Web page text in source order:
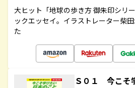
大ヒット「地球の歩き方 御朱印シリ
ックエッセイ。イラストレーター柴
た
Ｓ０１ 今こそ